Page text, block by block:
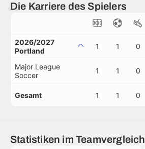
Die Karriere des Spielers
2026/2027
Portland
1 1 0
Major League
Soccer
1 1 0
Gesamt 1 1 0
Statistiken im Teamvergleich